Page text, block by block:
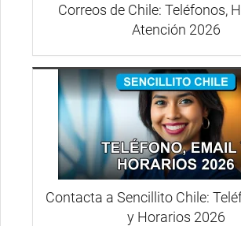
Correos de Chile: Teléfonos,
Atención 2026
Contacta a Sencillito Chile:
y Horarios 2026